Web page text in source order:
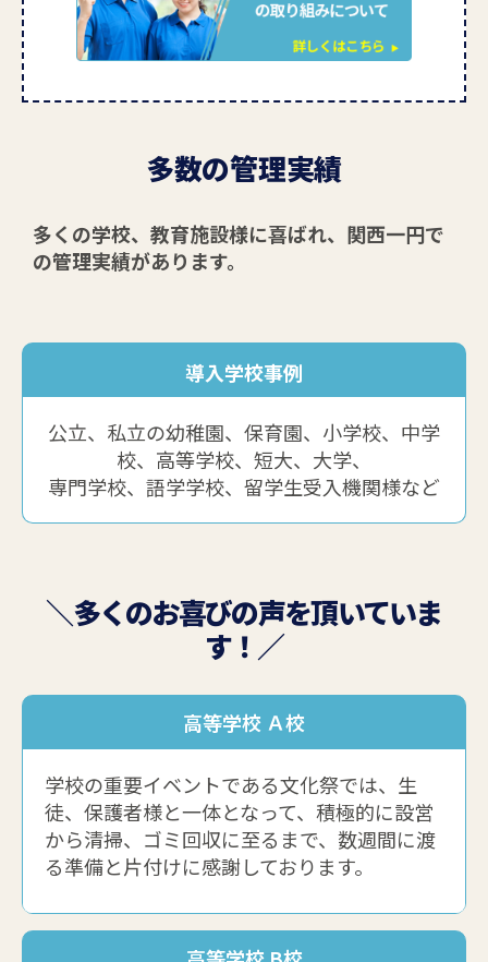
多数の管理実績
多くの学校、教育施設様に喜ばれ、関西一円で
の管理実績があります。
導入学校事例
公立、私立の幼稚園、保育園、小学校、中学
校、高等学校、短大、大学、
専門学校、語学学校、留学生受入機関様など
＼多くのお喜びの声を頂いていま
す！／
高等学校 Ａ校
学校の重要イベントである文化祭では、生
徒、保護者様と一体となって、積極的に設営
から清掃、ゴミ回収に至るまで、数週間に渡
る準備と片付けに感謝しております。